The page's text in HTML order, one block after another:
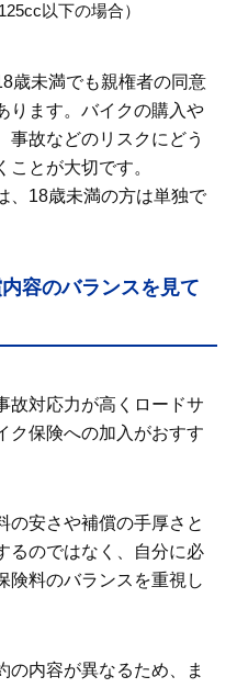
以下の場合）
歳未満でも親権者の同意
ります。バイクの購入や
事故などのリスクにどう
とが大切です。
、18歳未満の方は単独で
容のバランスを見て
故対応力が高くロードサ
ク保険への加入がおすす
の安さや補償の手厚さと
るのではなく、自分に必
険料のバランスを重視し
の内容が異なるため、ま